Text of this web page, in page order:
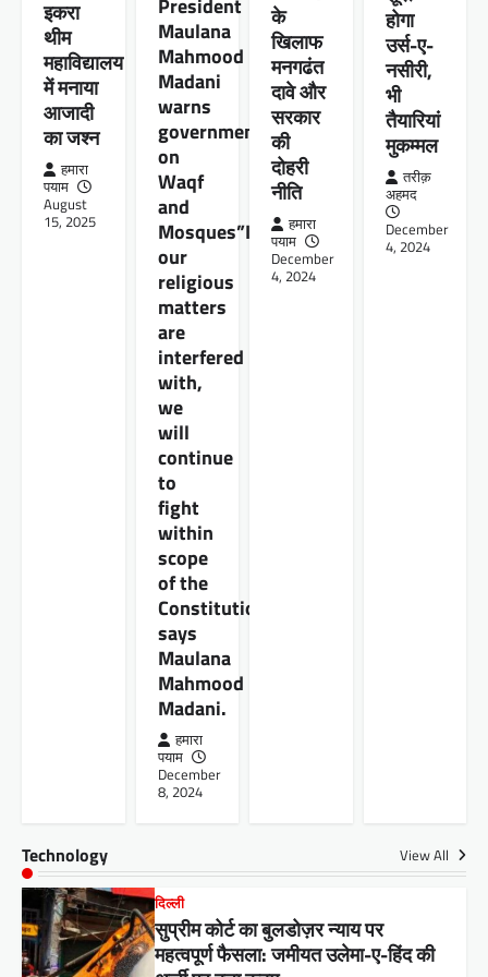
इकरा
थीम
महाविद्यालय
में मनाया
आजादी
का जश्न
हमारा
पयाम
August
15, 2025
Maulana
Mahmood
Madani
warns
governments
on
Waqf
and
Mosques”If
our
religious
matters
are
interfered
with,
we
will
continue
to
fight
within
scope
of the
Constitution,”
says
Maulana
Mahmood
Madani.
हमारा
पयाम
December
8, 2024
के
खिलाफ
मनगढंत
दावे और
सरकार
की
दोहरी
नीति
हमारा
पयाम
December
4, 2024
होगा
उर्स-ए-
नसीरी,
भी
तैयारियां
मुकम्मल
तरीक़
अहमद
December
4, 2024
Technology View All
दिल्ली
सुप्रीम कोर्ट का बुलडोज़र न्याय पर
महत्वपूर्ण फैसला: जमीयत उलेमा-ए-हिंद की